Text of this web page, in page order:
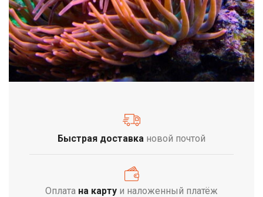
Быстрая доставка новой почтой
Оплата на карту и наложенный платёж